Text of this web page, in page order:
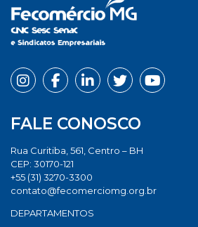
FALE CONOSCO
Rua Curitiba, 561, Centro – BH
CEP: 30170-121
+55 (31) 3270-3300
contato@fecomerciomg.org.br
DEPARTAMENTOS